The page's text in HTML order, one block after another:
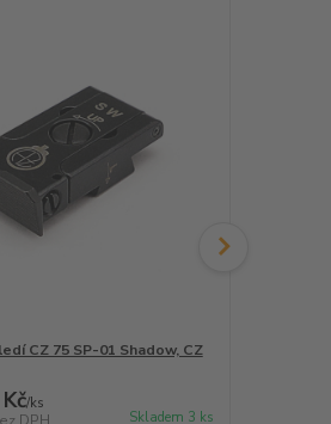
CZ 75 SP-01 Shadow, CZ
/ks
DPH Skladem 3 ks